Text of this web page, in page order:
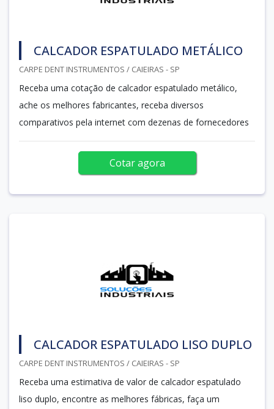
CALCADOR ESPATULADO METÁLICO
CARPE DENT INSTRUMENTOS / CAIEIRAS - SP
Receba uma cotação de calcador espatulado metálico,
ache os melhores fabricantes, receba diversos
comparativos pela internet com dezenas de fornecedores
Cotar agora
CALCADOR ESPATULADO LISO DUPLO
CARPE DENT INSTRUMENTOS / CAIEIRAS - SP
Receba uma estimativa de valor de calcador espatulado
liso duplo, encontre as melhores fábricas, faça um